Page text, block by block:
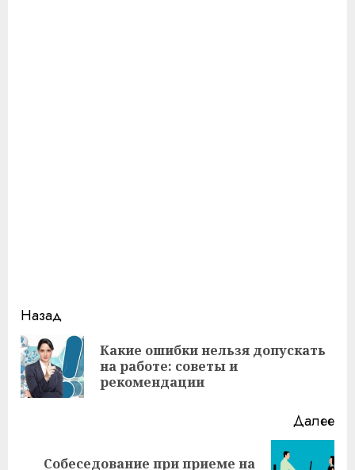
Продолжить
чтение
Назад
Какие ошибки нельзя допускать
на работе: советы и
рекомендации
Далее
Собеседование при приеме на